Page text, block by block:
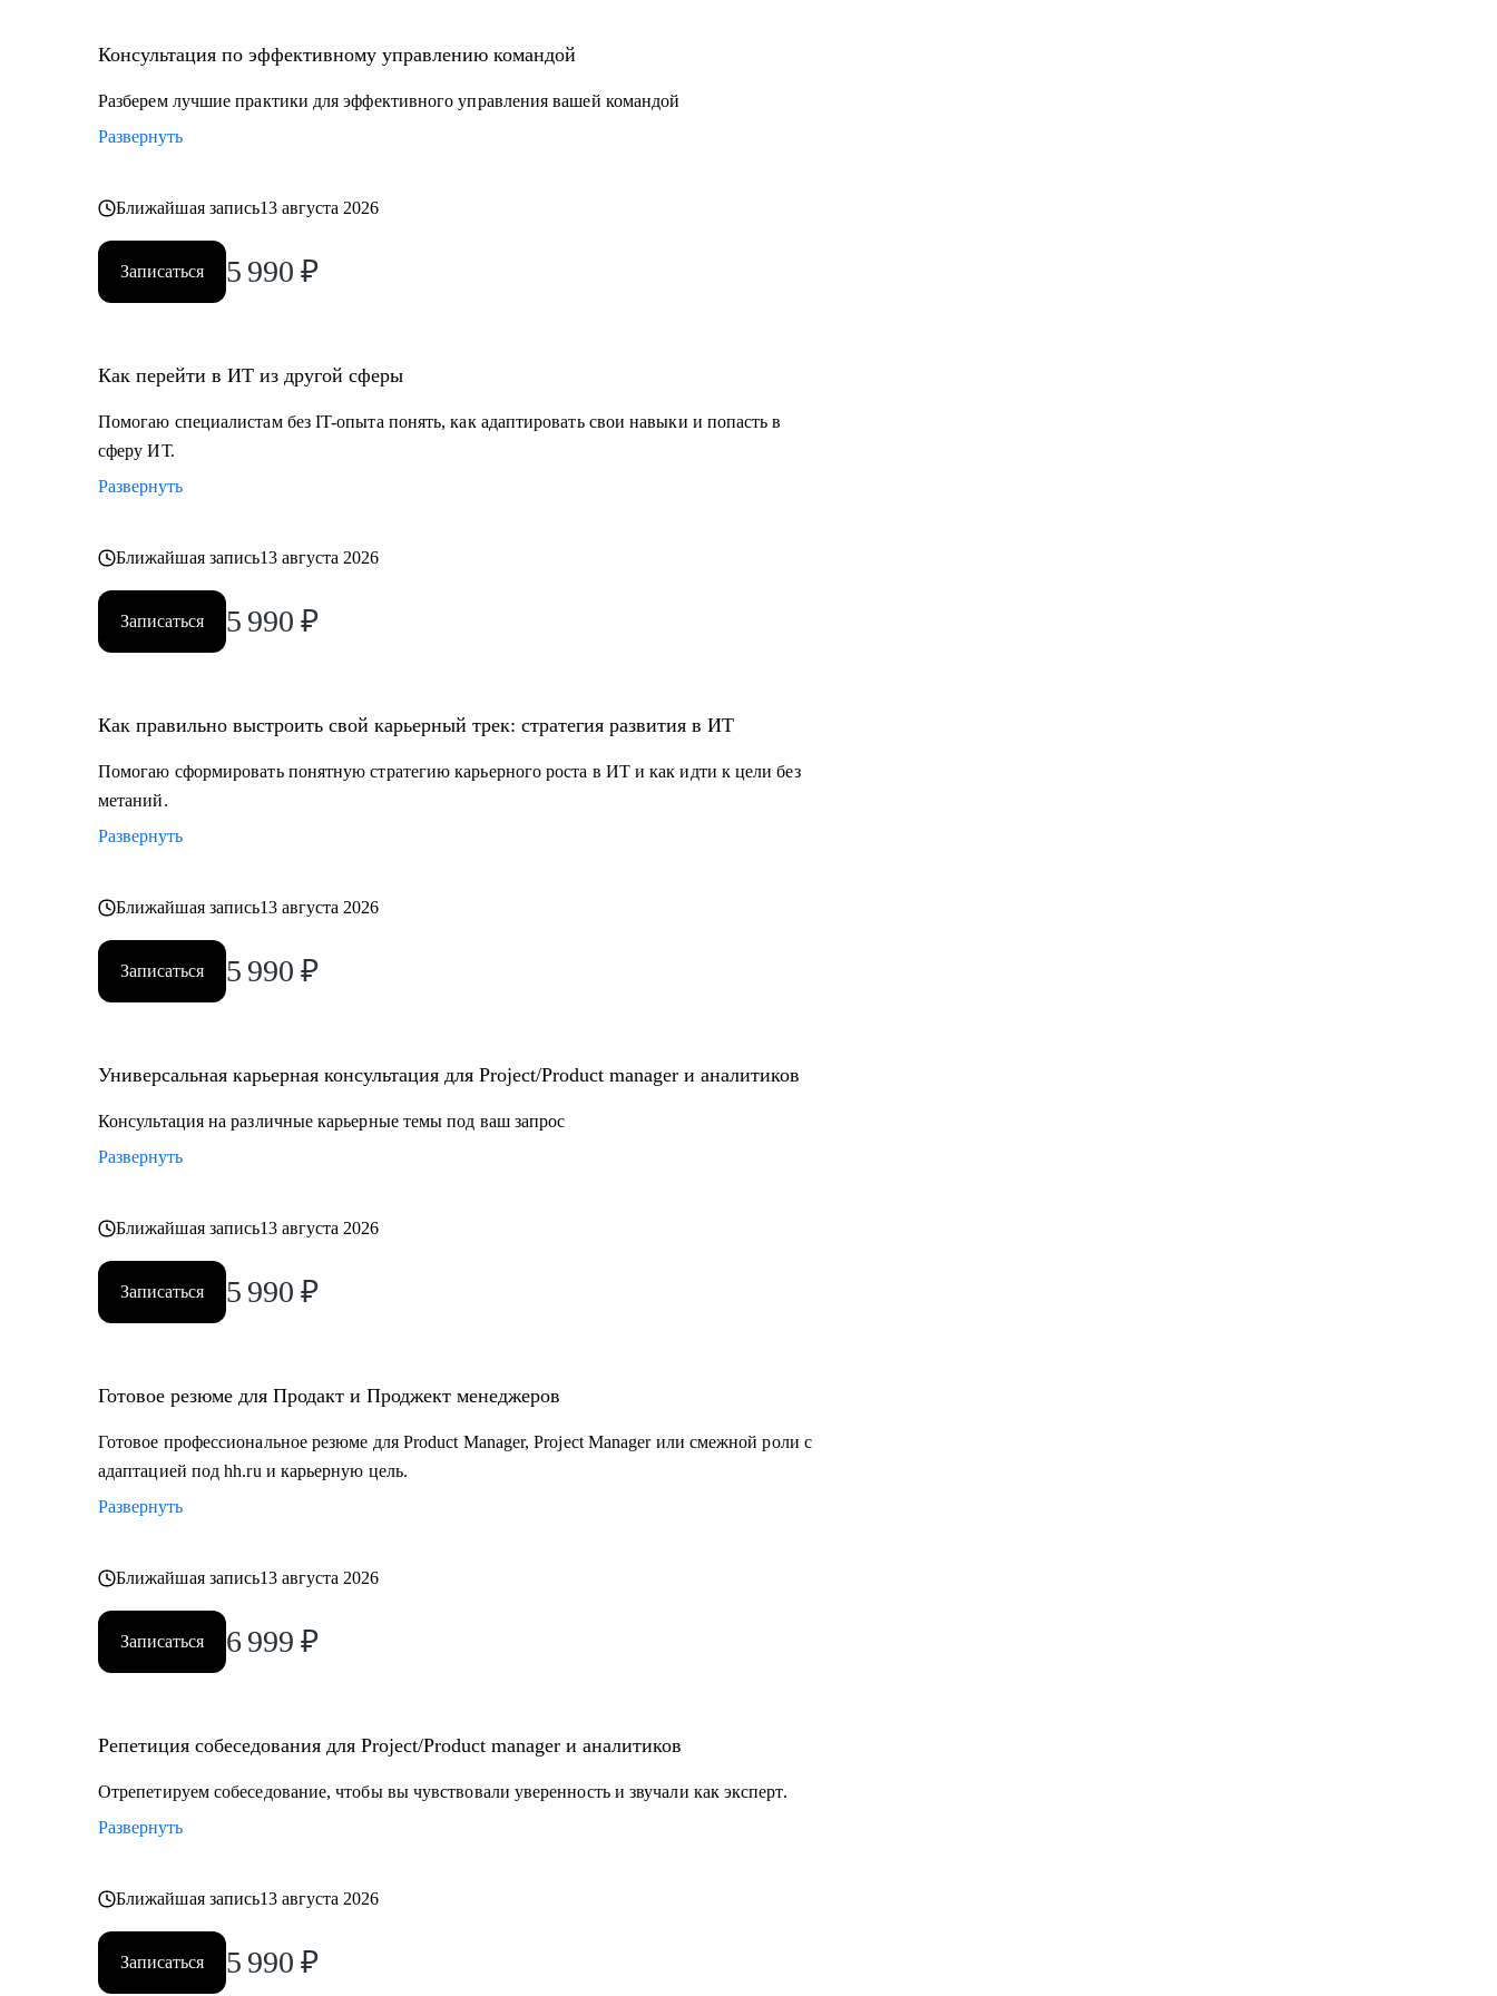
команду.
на проектах. А если ты новичок и только определяешься с выбором, я проведу для тебя обзор на
Консультация по эффективному управлению командой
Разберем лучшие практики для эффективного управления вашей командой
Развернуть
Ближайшая запись13 августа 2026
Записаться 5 990 ₽
Как перейти в ИТ из другой сферы
Помогаю специалистам без IT-опыта понять, как адаптировать свои навыки и попасть в
сферу ИТ.
Развернуть
Ближайшая запись13 августа 2026
Записаться 5 990 ₽
Как правильно выстроить свой карьерный трек: стратегия развития в ИТ
Помогаю сформировать понятную стратегию карьерного роста в ИТ и как идти к цели без
метаний.
Развернуть
Ближайшая запись13 августа 2026
Записаться 5 990 ₽
Универсальная карьерная консультация для Project/Product manager и аналитиков
Консультация на различные карьерные темы под ваш запрос
Развернуть
Ближайшая запись13 августа 2026
Записаться 5 990 ₽
Готовое резюме для Продакт и Проджект менеджеров
Готовое профессиональное резюме для Product Manager, Project Manager или смежной роли с
адаптацией под hh.ru и карьерную цель.
Развернуть
Ближайшая запись13 августа 2026
Записаться 6 999 ₽
Репетиция собеседования для Project/Product manager и аналитиков
Отрепетируем собеседование, чтобы вы чувствовали уверенность и звучали как эксперт.
Развернуть
Ближайшая запись13 августа 2026
Записаться 5 990 ₽